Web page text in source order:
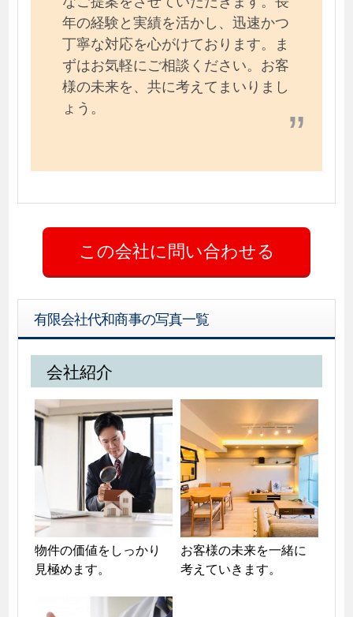
年の経験と実績を活かし、迅速かつ
丁寧な対応を心がけております。ま
ずはお気軽にご相談ください。お客
様の未来を、共に考えてまいりまし
ょう。
有限会社代和商事の写真一覧
会社紹介
物件の価値をしっかり
見極めます。
お客様の未来を一緒に
考えていきます。